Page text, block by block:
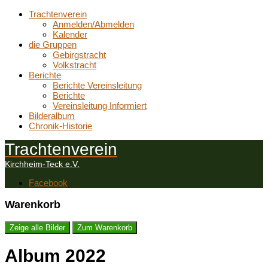
Trachtenverein
Anmelden/Abmelden
Kalender
die Gruppen
Gebirgstracht
Volkstracht
Berichte
Berichte Vereinsleitung
Berichte
Vereinsleitung Informiert
Bilderalbum
Chronik-Historie
Trachtenverein
Kirchheim-Teck e.V.
Facebook
Warenkorb
Zeige alle Bilder Zum Warenkorb
Album 2022